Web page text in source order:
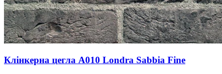
Клінкерна цегла A010 Londra Sabbia Fine